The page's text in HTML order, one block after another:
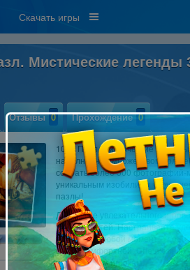
Скачать игры
Мистические легенды
Отзывы 0 Прохождение 0
1001 Пазл. Мистические
наполненная множеством
собрать более 500 фотографий-
уникальным изобилием
пазлы!
Для более увлекательного
возможностей. Настраивайте
прогресс в любой момент!
более комфортной.
изощренным игрокам.